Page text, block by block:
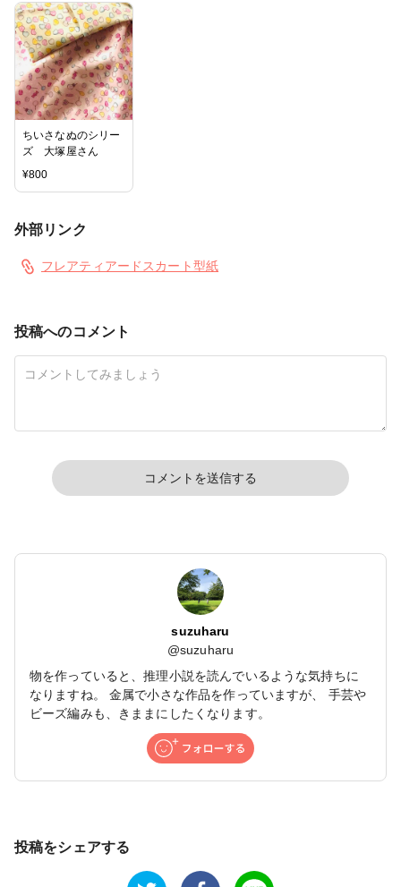
ちいさなぬのシリー
ズ 大塚屋さん
¥800
外部リンク
フレアティアードスカート型紙
投稿へのコメント
コメントを送信する
suzuharu
@suzuharu
物を作っていると、推理小説を読んでいるような気持ちに
なりますね。 金属で小さな作品を作っていますが、 手芸や
ビーズ編みも、きままにしたくなります。
投稿をシェアする